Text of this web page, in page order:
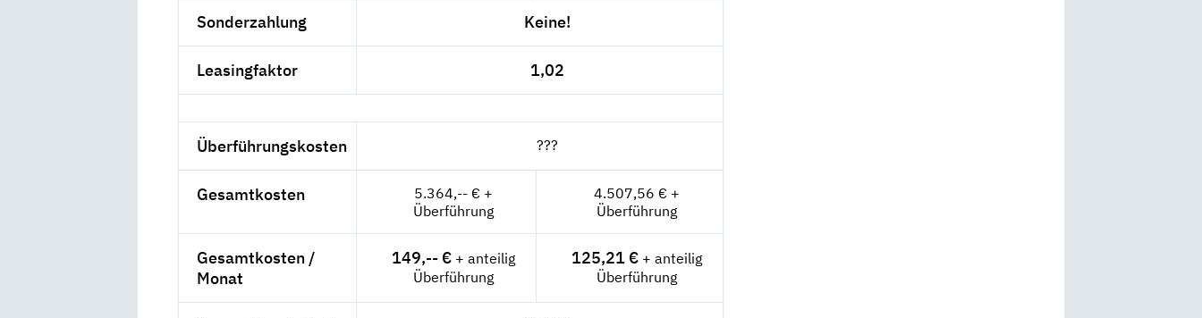
Sonderzahlung Keine!
Leasingfaktor 1,02
Überführungskosten ???
Gesamtkosten
5.364,-- € +
Überführung
4.507,56 € +
Überführung
Gesamtkosten /
Monat
149,-- € + anteilig
Überführung
125,21 € + anteilig
Überführung